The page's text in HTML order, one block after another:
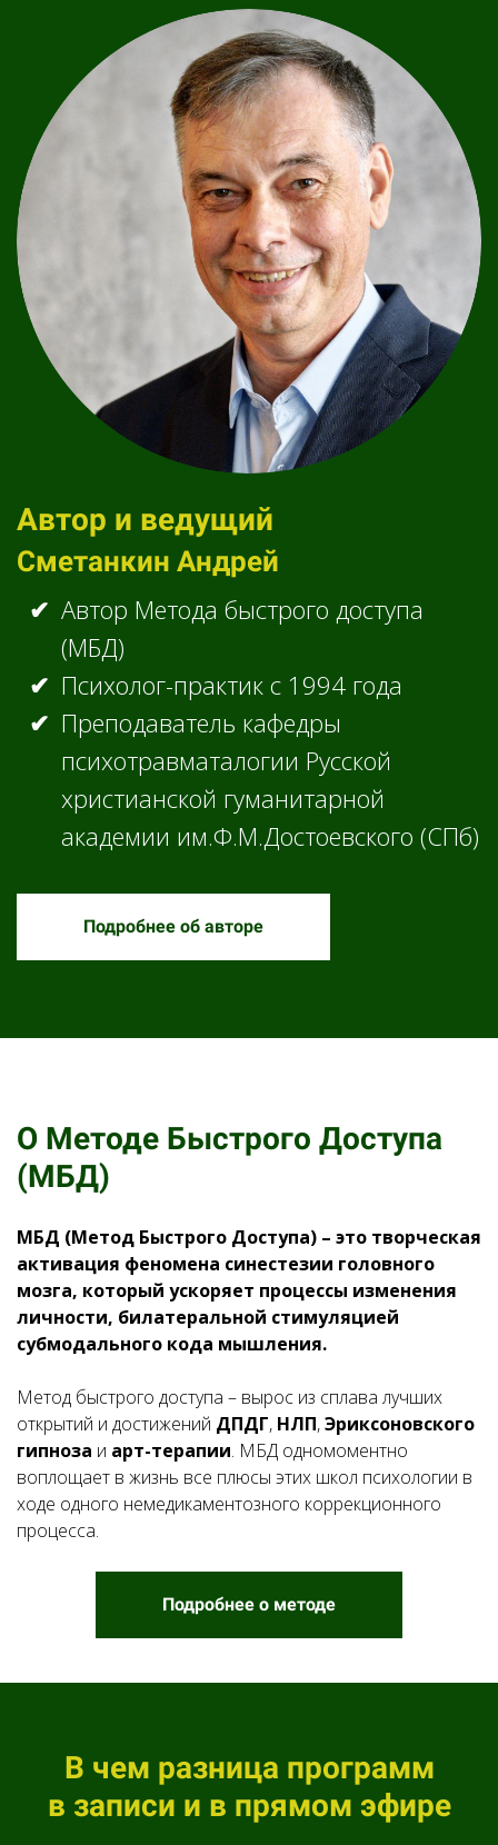
Автор и ведущий
Сметанкин Андрей
Автор Метода быстрого доступа
(МБД)
Психолог-практик с 1994 года
Преподаватель кафедры
психотравматалогии Русской
христианской гуманитарной
академии им.Ф.М.Достоевского (СПб)
Подробнее об авторе
О Методе Быстрого Доступа
(МБД)
МБД (Метод Быстрого Доступа) – это творческая
активация феномена синестезии головного
мозга, который ускоряет процессы изменения
личности, билатеральной стимуляцией
субмодального кода мышления.
Метод быстрого доступа – вырос из сплава лучших
открытий и достижений ДПДГ, НЛП,Эриксоновского
гипноза и арт-терапии. МБД одномоментно
воплощает в жизнь все плюсы этих школ психологии в
ходе одного немедикаментозного коррекционного
процесса.
Подробнее о методе
В чем разница программ
в записи и в прямом эфире